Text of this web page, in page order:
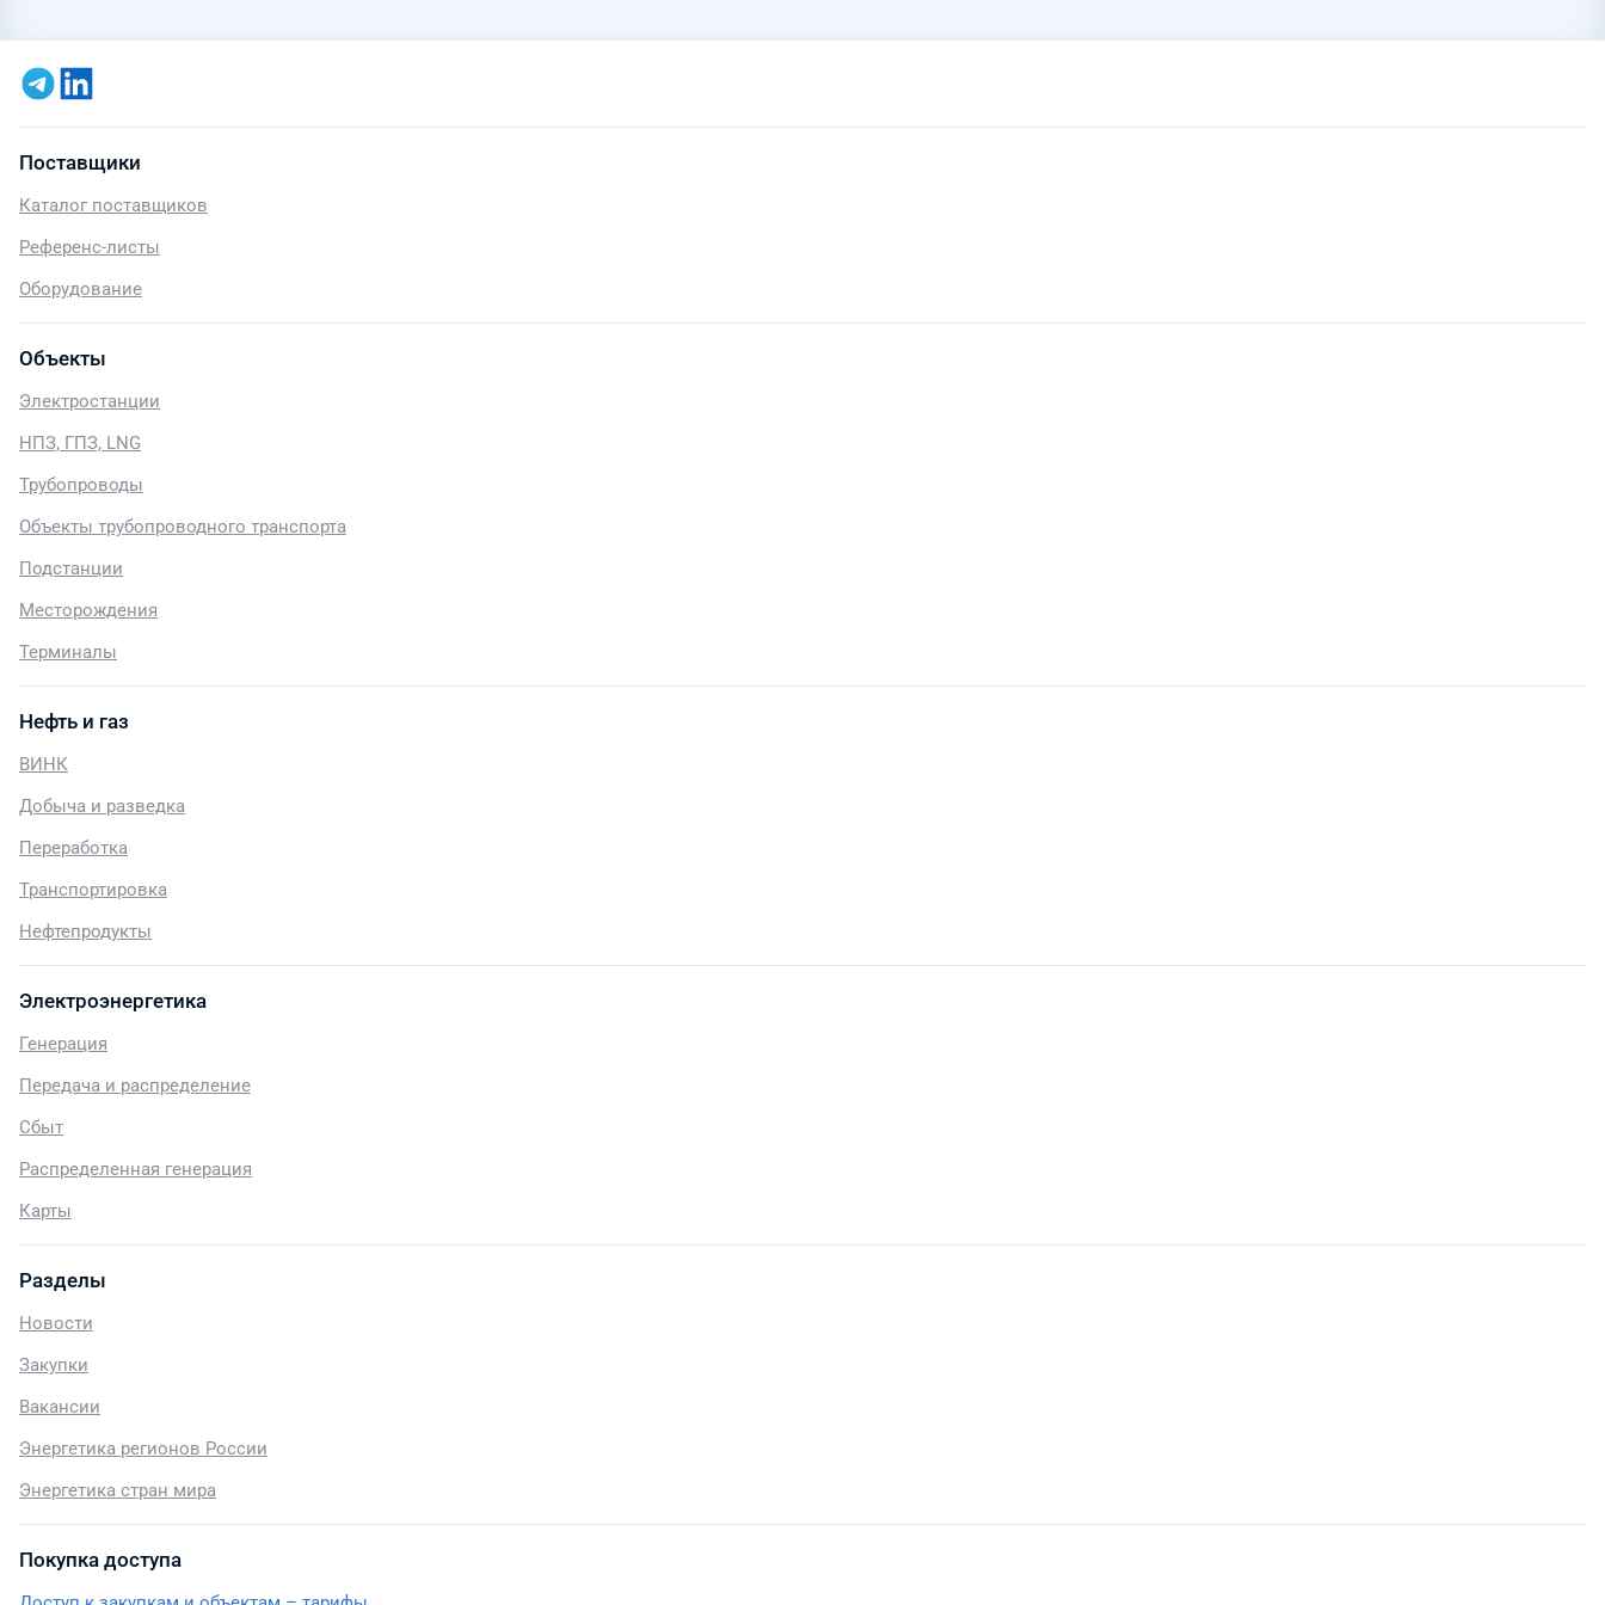
Поставщики
Каталог поставщиков
Референс-листы
Оборудование
Объекты
Электростанции
НПЗ, ГПЗ, LNG
Трубопроводы
Объекты трубопроводного транспорта
Подстанции
Месторождения
Терминалы
Нефть и газ
ВИНК
Добыча и разведка
Переработка
Транспортировка
Нефтепродукты
Электроэнергетика
Генерация
Передача и распределение
Сбыт
Распределенная генерация
Карты
Разделы
Новости
Закупки
Вакансии
Энергетика регионов России
Энергетика стран мира
Покупка доступа